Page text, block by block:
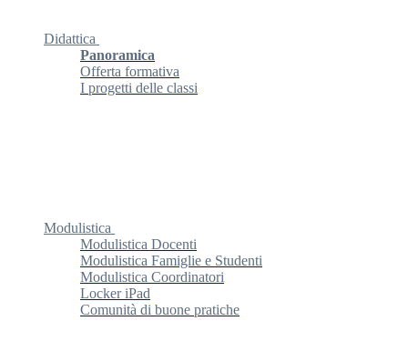
Didattica
Panoramica
Offerta formativa
I progetti delle classi
Modulistica
Modulistica Docenti
Modulistica Famiglie e Studenti
Modulistica Coordinatori
Locker iPad
Comunità di buone pratiche